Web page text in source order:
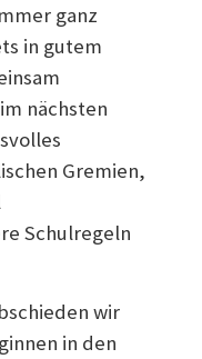
ganz
in gutem
nächsten
Gremien,
Schulregeln
wir
in den